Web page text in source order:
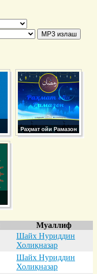
Раҳмат ойи Рамазон
Муаллиф
Шайх Нуриддин
Холиқназар
Шайх Нуриддин
Холиқназар